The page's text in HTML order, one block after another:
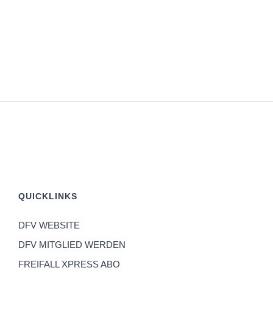
QUICKLINKS
DFV WEBSITE
DFV MITGLIED WERDEN
FREIFALL XPRESS ABO